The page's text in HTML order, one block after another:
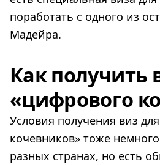
поработать с одного из
Мадейра.
Как получить
«цифрового
Условия получения виз
кочевников» тоже
разных странах, но есть